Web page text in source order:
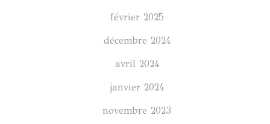
février 2025
décembre 2024
avril 2024
janvier 2024
novembre 2023